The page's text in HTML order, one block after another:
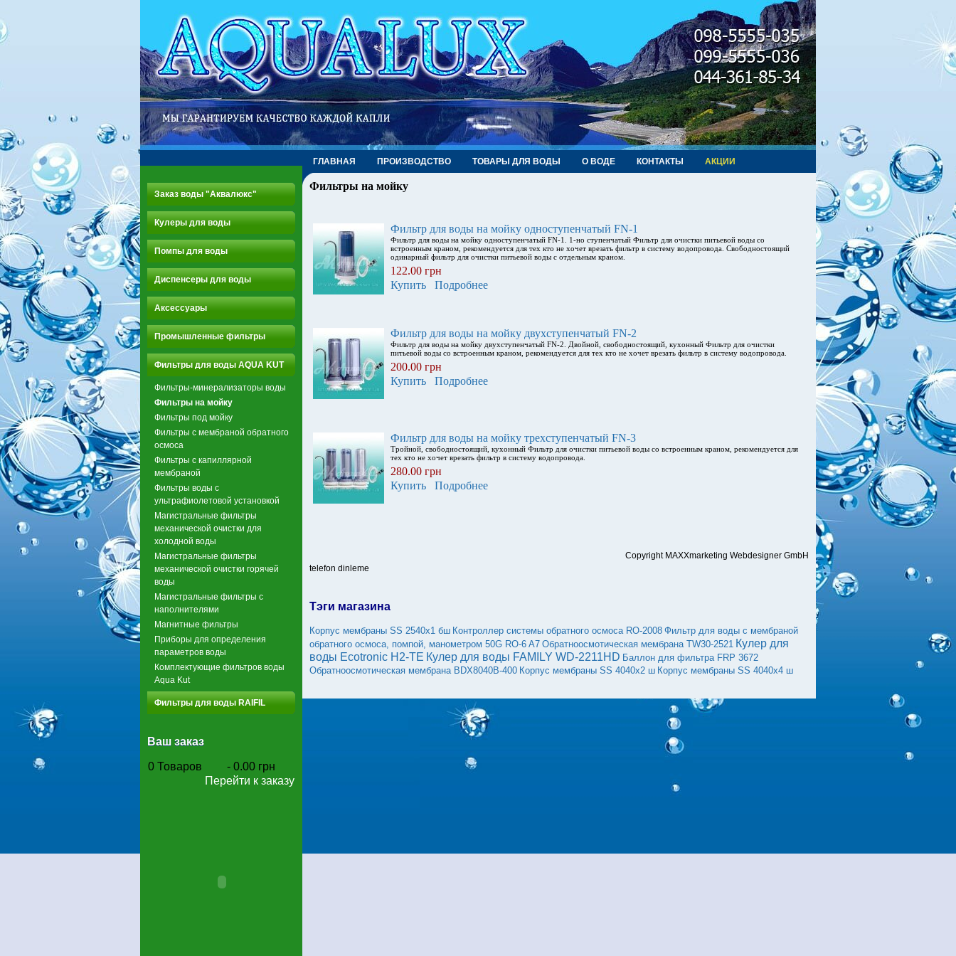
ГЛАВНАЯ ПРОИЗВОДСТВО ТОВАРЫ ДЛЯ ВОДЫ О ВОДЕ КОНТАКТЫ АКЦИИ
Заказ воды "Аквалюкс"
Кулеры для воды
Помпы для воды
Диспенсеры для воды
Аксессуары
Промышленные фильтры
Фильтры для воды AQUA KUT
Фильтры-минерализаторы воды
Фильтры на мойку
Фильтры под мойку
Фильтры с мембраной обратного
осмоса
Фильтры с капиллярной
мембраной
Фильтры воды с
ультрафиолетовой установкой
Магистральные фильтры
механической очистки для
холодной воды
Магистральные фильтры
механической очистки горячей
воды
Магистральные фильтры с
наполнителями
Магнитные фильтры
Приборы для определения
параметров воды
Комплектующие фильтров воды
Aqua Kut
Фильтры для воды RAIFIL
Ваш заказ
0 Товаров - 0.00 грн
Перейти к заказу
Фильтры на мойку
Фильтр для воды на мойку одноступенчатый FN-1
Фильтр для воды на мойку одноступенчатый FN-1. 1-но ступенчатый Фильтр для очистки питьевой воды со
встроенным краном, рекомендуется для тех кто не хочет врезать фильтр в систему водопровода. Свободностоящий
одинарный фильтр для очистки питьевой воды с отдельным краном.
122.00 грн
Купить
Подробнее
Фильтр для воды на мойку двухступенчатый FN-2
Фильтр для воды на мойку двухступенчатый FN-2. Двойной, свободностоящий, кухонный Фильтр для очистки
питьевой воды со встроенным краном, рекомендуется для тех кто не хочет врезать фильтр в систему водопровода.
200.00 грн
Купить
Подробнее
Фильтр для воды на мойку трехступенчатый FN-3
Тройной, свободностоящий, кухонный Фильтр для очистки питьевой воды со встроенным краном, рекомендуется для
тех кто не хочет врезать фильтр в систему водопровода.
280.00 грн
Купить
Подробнее
Copyright MAXXmarketing Webdesigner GmbH
telefon dinleme
Тэги магазина
Корпус мембраны SS 2540х1 бш Контроллер системы обратного осмоса RO-2008 Фильтр для воды с мембраной
обратного осмоса, помпой, манометром 50G RO-6 A7 Обратноосмотическая мембрана TW30-2521 Кулер для
воды Ecotronic H2-ТE Кулер для воды FAMILY WD-2211HD Баллон для фильтра FRP 3672
Обратноосмотическая мембрана BDX8040B-400 Корпус мембраны SS 4040х2 ш Корпус мембраны SS 4040х4 ш